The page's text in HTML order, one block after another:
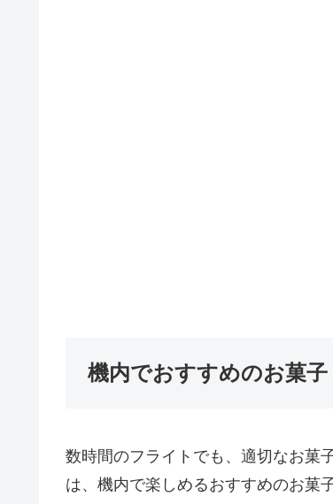
機内でおすすめのお菓子
数時間のフライトでも、適切なお菓
は、機内で楽しめるおすすめのお菓